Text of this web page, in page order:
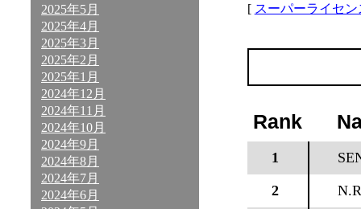
2025年5月
2025年4月
2025年3月
2025年2月
2025年1月
2024年12月
2024年11月
2024年10月
2024年9月
2024年8月
2024年7月
2024年6月
[ スーパーライセ
Rank
1
2